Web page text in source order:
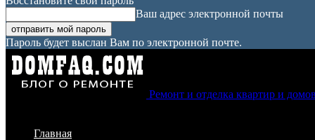
Ваш адрес электронной почты
Пароль будет выслан Вам по электронной почте.
Ремонт и отделка квартир и
Главная